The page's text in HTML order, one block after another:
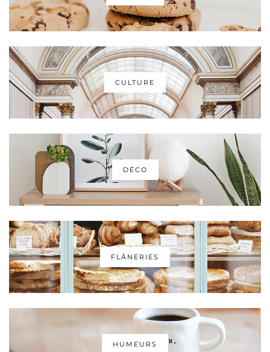
CULTURE
DÉCO
FLÂNERIES
HUMEURS